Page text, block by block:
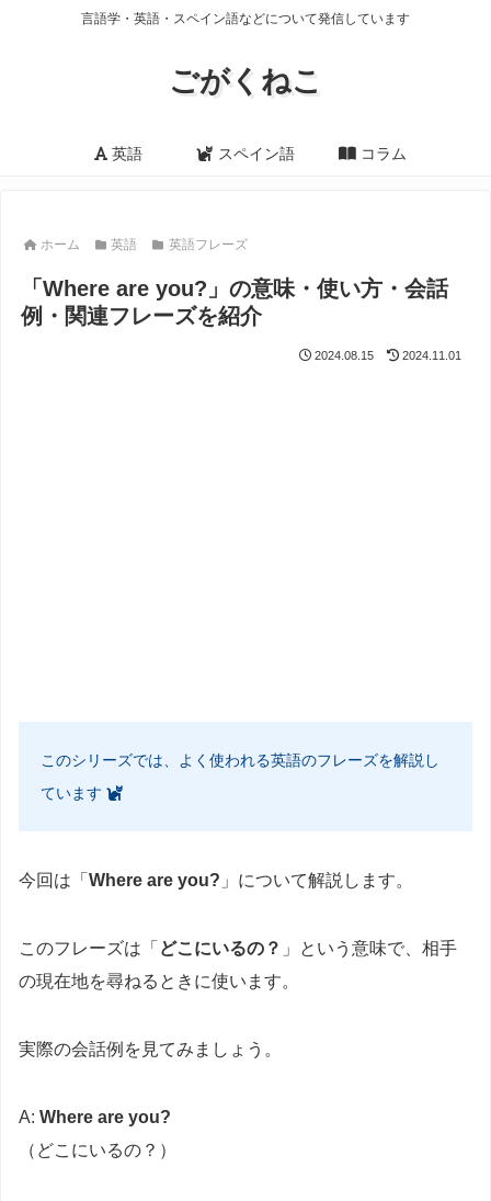
言語学・英語・スペイン語などについて発信しています
ごがくねこ
英語 スペイン語 コラム
ホーム 英語 英語フレーズ
「Where are you?」の意味・使い方・会話
例・関連フレーズを紹介
2024.08.15 2024.11.01
このシリーズでは、よく使われる英語のフレーズを解説し
ています
今回は「 Where are you? 」について解説します。
このフレーズは「 どこにいるの？ 」という意味で、相手
の現在地を尋ねるときに使います。
実際の会話例を見てみましょう。
A: Where are you?
（どこにいるの？）